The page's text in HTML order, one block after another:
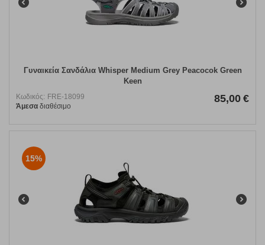
Γυναικεία Σανδάλια Whisper Medium Grey Peacocok Green
Keen
Κωδικός: FRE-18099
Άμεσα διαθέσιμο
85,00 €
15%